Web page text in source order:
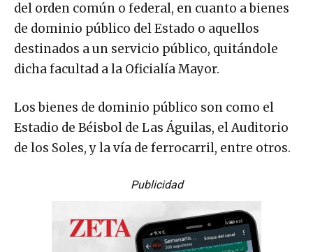
del orden común o federal, en cuanto a bienes
de dominio público del Estado o aquellos
destinados a un servicio público, quitándole
dicha facultad a la Oficialía Mayor.
Los bienes de dominio público son como el
Estadio de Béisbol de Las Águilas, el Auditorio
de los Soles, y la vía de ferrocarril, entre otros.
Publicidad